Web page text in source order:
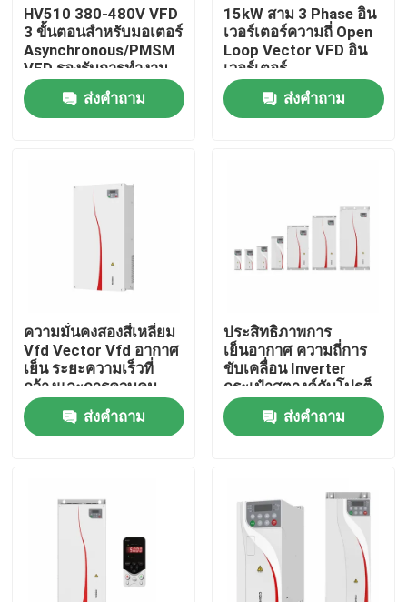
บ้าน
เกี่ยวกับเรา
การควบคุมคุณภาพ
ติดต่อเรา
ไดรฟ์ความถี่ตัวแปร VFD
HV510 380-480V VFD
3 ขั้นตอนสําหรับมอเตอร์
Asynchronous/PMSM
VFD รองรับการทํางาน
หลายความเร็วของ PLC
16-Segmentส่งคำถาม
15kW สาม 3 Phase อิน
เวอร์เตอร์ความถี่ Open
Loop Vector VFD อิน
เวอร์เตอร์
ส่งคำถาม
ความมั่นคงสองสี่เหลี่ยม
Vfd Vector Vfd อากาศ
เย็น ระยะความเร็วที่
กว้างและการควบคุม
แม่นยําสําหรับการขับ
เคลื่อนมอเตอร์
ส่งคำถาม
ประสิทธิภาพการ
เย็นอากาศ ความถี่การ
ขับเคลื่อน Inverter
กระเป๋าสตางค์กับโปรต็
อกอลการสื่อสาร
Modbus RTUส่งคำถาม